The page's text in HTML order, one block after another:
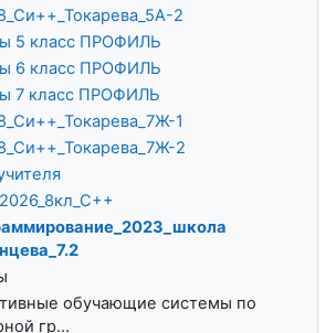
2
5 класс ПРОФИЛЬ
6 класс ПРОФИЛЬ
7 класс ПРОФИЛЬ
1
2
обучающие системы по
гр...